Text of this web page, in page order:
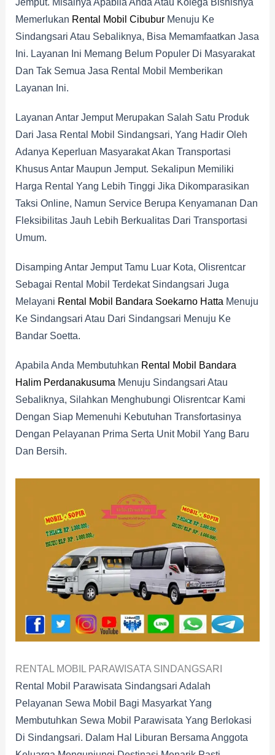
Jemput. Misalnya Apabila Anda Atau Kolega Bisnisnya
Memerlukan Rental Mobil CibuburMenuju Ke
Sindangsari Atau Sebaliknya, Bisa Memamfaatkan Jasa
Ini. Layanan Ini Memang Belum Populer Di Masyarakat
Dan Tak Semua Jasa Rental Mobil Memberikan
Layanan Ini.
Layanan Antar Jemput Merupakan Salah Satu Produk
Dari Jasa Rental Mobil Sindangsari, Yang Hadir Oleh
Adanya Keperluan Masyarakat Akan Transportasi
Khusus Antar Maupun Jemput. Sekalipun Memiliki
Harga Rental Yang Lebih Tinggi Jika Dikomparasikan
Taksi Online, Namun Service Berupa Kenyamanan Dan
Fleksibilitas Jauh Lebih Berkualitas Dari Transportasi
Umum.
Disamping Antar Jemput Tamu Luar Kota, Olisrentcar
Sebagai Rental Mobil Terdekat Sindangsari Juga
Melayani Rental Mobil Bandara Soekarno Hatta Menuju
Ke Sindangsari Atau Dari Sindangsari Menuju Ke
Bandar Soetta.
Apabila Anda Membutuhkan Rental Mobil Bandara
Halim Perdanakusuma Menuju Sindangsari Atau
Sebaliknya, Silahkan Menghubungi Olisrentcar Kami
Dengan Siap Memenuhi Kebutuhan Transfortasinya
Dengan Pelayanan Prima Serta Unit Mobil Yang Baru
Dan Bersih.
RENTAL MOBIL PARAWISATA SINDANGSARI
Rental Mobil Parawisata Sindangsari Adalah
Pelayanan Sewa Mobil Bagi Masyarkat Yang
Membutuhkan Sewa Mobil Parawisata Yang Berlokasi
Di Sindangsari. Dalam Hal Liburan Bersama Anggota